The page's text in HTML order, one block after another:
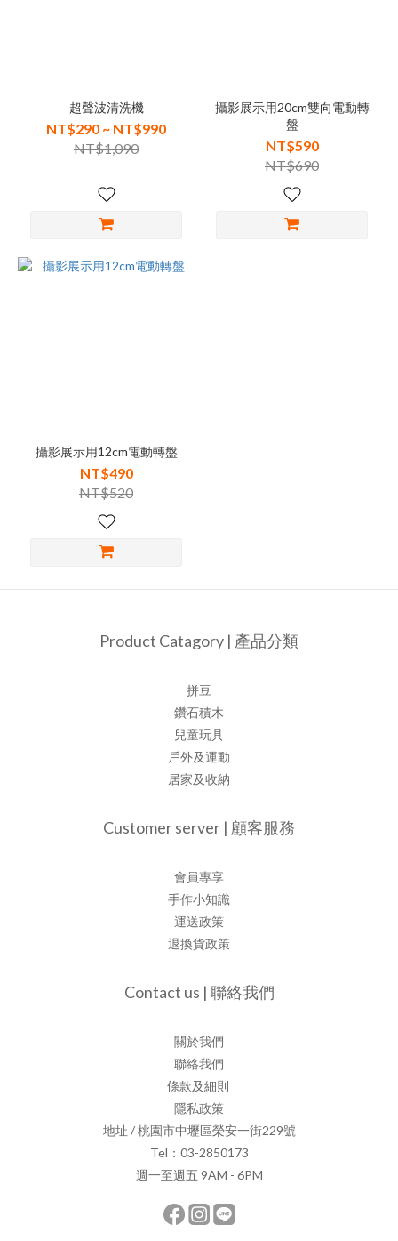
超聲波清洗機
NT$290 ~ NT$990
NT$1,090
攝影展示用20cm雙向電動轉
盤
NT$590
NT$690
攝影展示用12cm電動轉盤
NT$490
NT$520
Product Catagory | 產品分類
拼豆
鑽石積木
兒童玩具
戶外及運動
居家及收納
Customer server | 顧客服務
會員專享
手作小知識
運送政策
退換貨政策
Contact us | 聯絡我們
關於我們
聯絡我們
條款及細則
隱私政策
地址 / 桃園市中壢區榮安一街229號
Tel：03-2850173
週一至週五 9AM - 6PM